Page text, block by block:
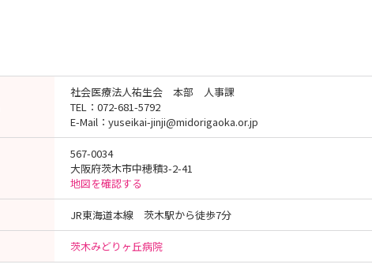
社会医療法人祐生会 本部 人事課
TEL：072-681-5792
E-Mail：yuseikai-jinji@midorigaoka.or.jp
567-0034
大阪府茨木市中穂積3-2-41
地図を確認する
JR東海道本線 茨木駅から徒歩7分
茨木みどりヶ丘病院